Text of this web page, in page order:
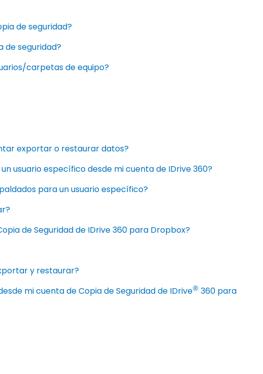
de seguridad?
de seguridad?
carpetas de equipo?
exportar o restaurar datos?
usuario específico desde mi cuenta de IDrive 360?
para un usuario específico?
de Seguridad de IDrive 360 para Dropbox?
y restaurar?
mi cuenta de Copia de Seguridad de IDrive® 360 para